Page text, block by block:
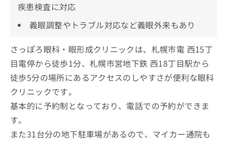
疾患検査に対応
義眼調整やトラブル対応など義眼外来もあり
さっぽろ眼科・眼形成クリニックは、札幌市電 西15丁
目電停から徒歩1分、札幌市営地下鉄 西18丁目駅から
徒歩5分の場所にあるアクセスのしやすさが便利な眼科
クリニックです。
基本的に予約制となっており、電話での予約ができま
す。
また31台分の地下駐車場があるので、マイカー通院も